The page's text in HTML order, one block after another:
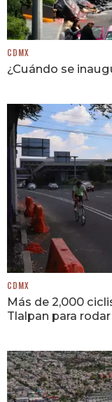
CDMX
¿Cuándo se
CDMX
Más de 2,000
Tlalpan para rodar